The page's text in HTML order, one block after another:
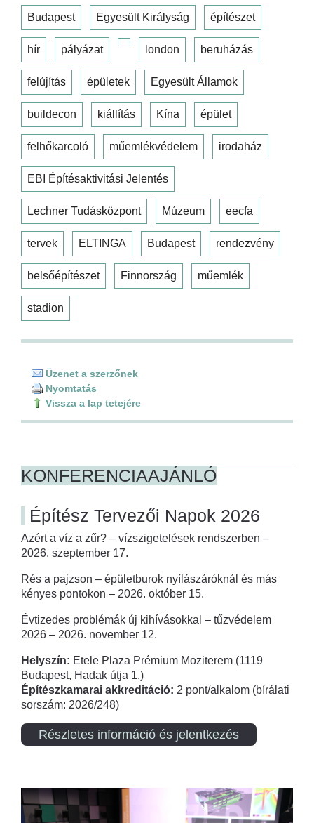
Budapest Egyesült Királyság építészet
hír pályázat london beruházás
felújítás épületek Egyesült Államok
buildecon kiállítás Kína épület
felhőkarcoló műemlékvédelem irodaház
EBI Építésaktivitási Jelentés
Lechner Tudásközpont Múzeum eecfa
tervek ELTINGA Budapest rendezvény
belsőépítészet Finnország műemlék
stadion
Üzenet a szerzőnek
Nyomtatás
Vissza a lap tetejére
KONFERENCIAAJÁNLÓ
Építész Tervezői Napok 2026
Azért a víz a zűr? – vízszigetelések rendszerben –
2026. szeptember 17.
Rés a pajzson – épületburok nyílászáróknál és más
kényes pontokon – 2026. október 15.
Évtizedes problémák új kihívásokkal – tűzvédelem
2026 – 2026. november 12.
Helyszín: Etele Plaza Prémium Moziterem (1119
Budapest, Hadak útja 1.)
Építészkamarai akkreditáció: 2 pont/alkalom (bírálati
sorszám: 2026/248)
Részletes információ és jelentkezés